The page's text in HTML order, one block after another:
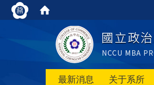
最新消息 关于系所